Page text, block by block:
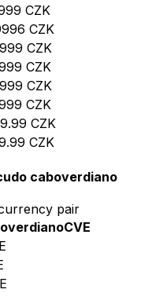
CZK
CZK
CZK
CZK
CZK
CZK
CZK
CZK
caboverdiano
pair
CVE